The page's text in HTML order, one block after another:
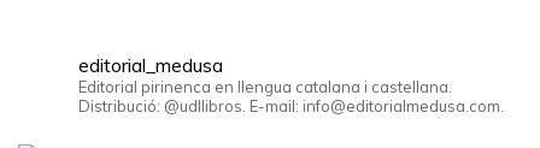
editorial_medusa
Editorial pirinenca en llengua catalana i castellana.
Distribució: @udllibros. E-mail: info@editorialmedusa.com.